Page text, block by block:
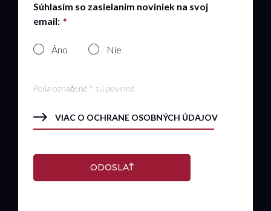
Súhlasím so zasielaním noviniek na svoj
email:
Áno Nie
Polia označené * sú povinné
VIAC O OCHRANE OSOBNÝCH ÚDAJOV
ODOSLAŤ